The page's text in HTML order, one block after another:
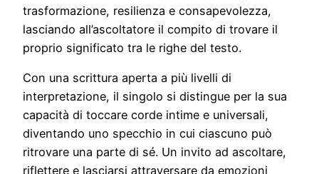
trasformazione, resilienza e consapevolezza,
lasciando all’ascoltatore il compito di trovare il
proprio significato tra le righe del testo.
Con una scrittura aperta a più livelli di
interpretazione, il singolo si distingue per la sua
capacità di toccare corde intime e universali,
diventando uno specchio in cui ciascuno può
ritrovare una parte di sé. Un invito ad ascoltare,
riflettere e lasciarsi attraversare da emozioni